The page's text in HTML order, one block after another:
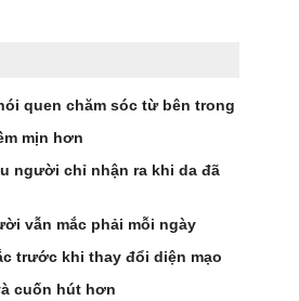
quen chăm sóc từ bên trong
mịn hơn
người chỉ nhận ra khi da đã
vẫn mắc phải mỗi ngày
trước khi thay đổi diện mạo
cuốn hút hơn